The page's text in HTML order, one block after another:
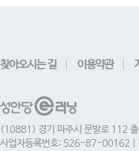
찾아오시는 길 이용약관
(10881) 경기 파주시 문발로 112
사업자등록번호: 526-87-00162 |